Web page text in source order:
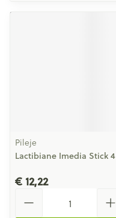
Pileje
Lactibiane Imedia Stick 4
€ 12,22